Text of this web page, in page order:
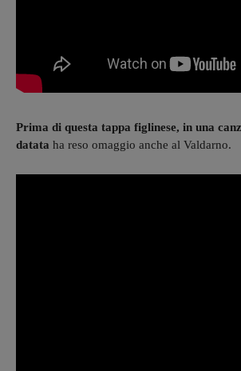
Prima di questa tappa figlinese, in una
datata ha reso omaggio anche al Valdarno.